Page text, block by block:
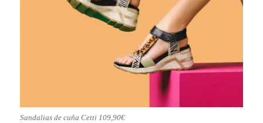
Sandalias de cuña Cetti 109,90€